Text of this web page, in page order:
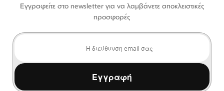
Εγγραφείτε στο newsletter για να λαμβάνετε αποκλειστικές
προσφορές
Εγγραφή